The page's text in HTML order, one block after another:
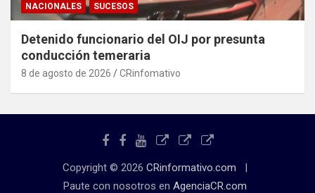
NACIONALES SUCESOS
Detenido funcionario del OIJ por presunta
conducción temeraria
8 de agosto de 2026 CRinfomativo
Copyright © 2026 CRinformativo.com
Paute con nosotros en AgenciaCR.com